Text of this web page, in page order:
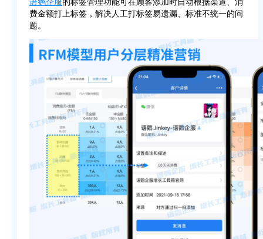
费金额打上标签，解决人工打标签易遗漏、标准不统一的问
题。